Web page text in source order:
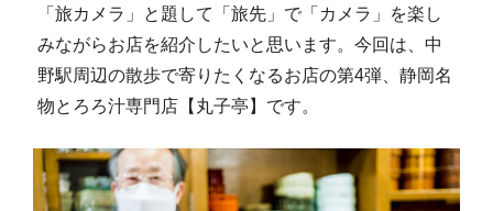
「旅カメラ」と題して「旅先」で「カメラ」を楽し
みながらお店を紹介したいと思います。今回は、中
野駅周辺の散歩で寄りたくなるお店の第4弾、静岡名
物とろろ汁専門店【丸子亭】です。